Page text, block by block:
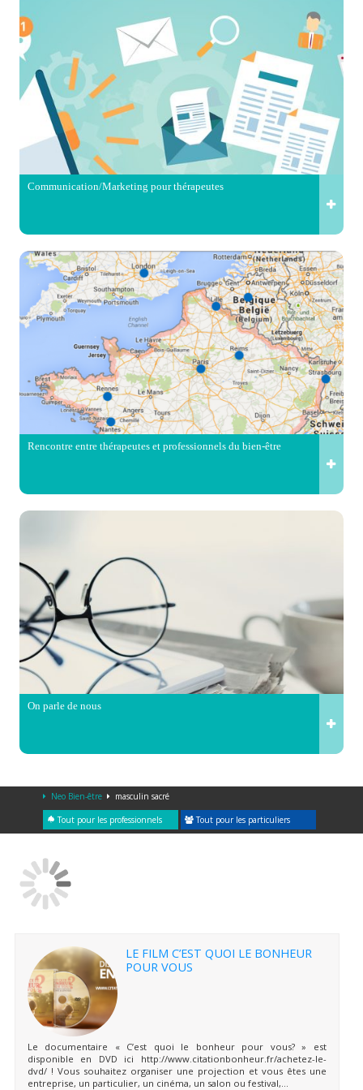
Communication/Marketing pour thérapeutes
Rencontre entre thérapeutes et professionnels du bien-être
On parle de nous
Neo Bien-être masculin sacré
Tout pour les professionnels Tout pour les particuliers
LE FILM C’EST QUOI LE BONHEUR
POUR VOUS
Le documentaire « C’est quoi le bonheur pour vous? » est
disponible en DVD ici http://www.citationbonheur.fr/achetez-le-
dvd/ ! Vous souhaitez organiser une projection et vous êtes une
entreprise, un particulier, un cinéma, un salon ou festival,...